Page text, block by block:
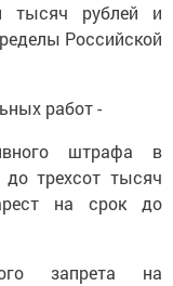
тысяч рублей и
Российской
работ -
штрафа в
трехсот тысяч
на срок до
запрета на